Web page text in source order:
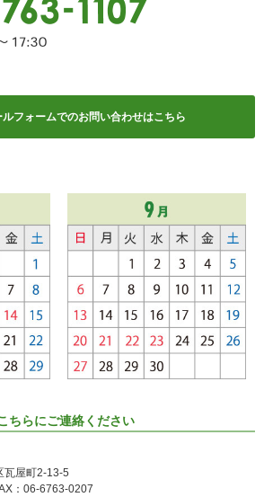
ルフォームでのお問い合わせはこちら
ちらにご連絡ください
屋町2-13-5
：06-6763-0207